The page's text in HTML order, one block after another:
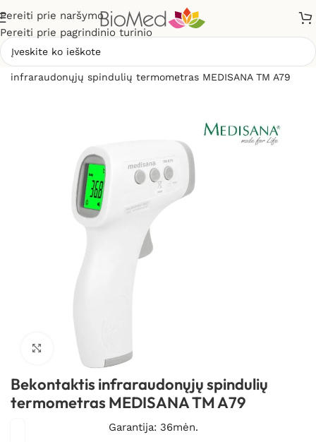
Pereiti prie naršymo
Pereiti prie pagrindinio turinio
infraraudonųjų spindulių termometras MEDISANA TM A79
Spustelėkite, kad padidintumėte
Bekontaktis infraraudonųjų spindulių
termometras MEDISANA TM A79
Garantija: 36mėn.